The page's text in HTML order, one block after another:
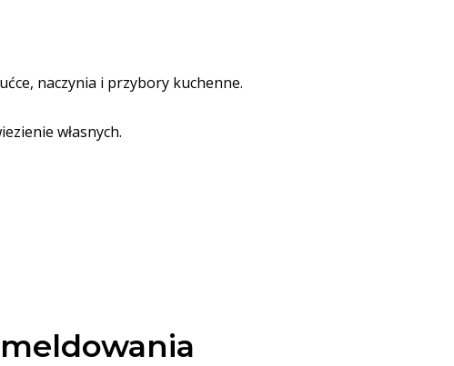
naczynia i przybory kuchenne.
własnych.